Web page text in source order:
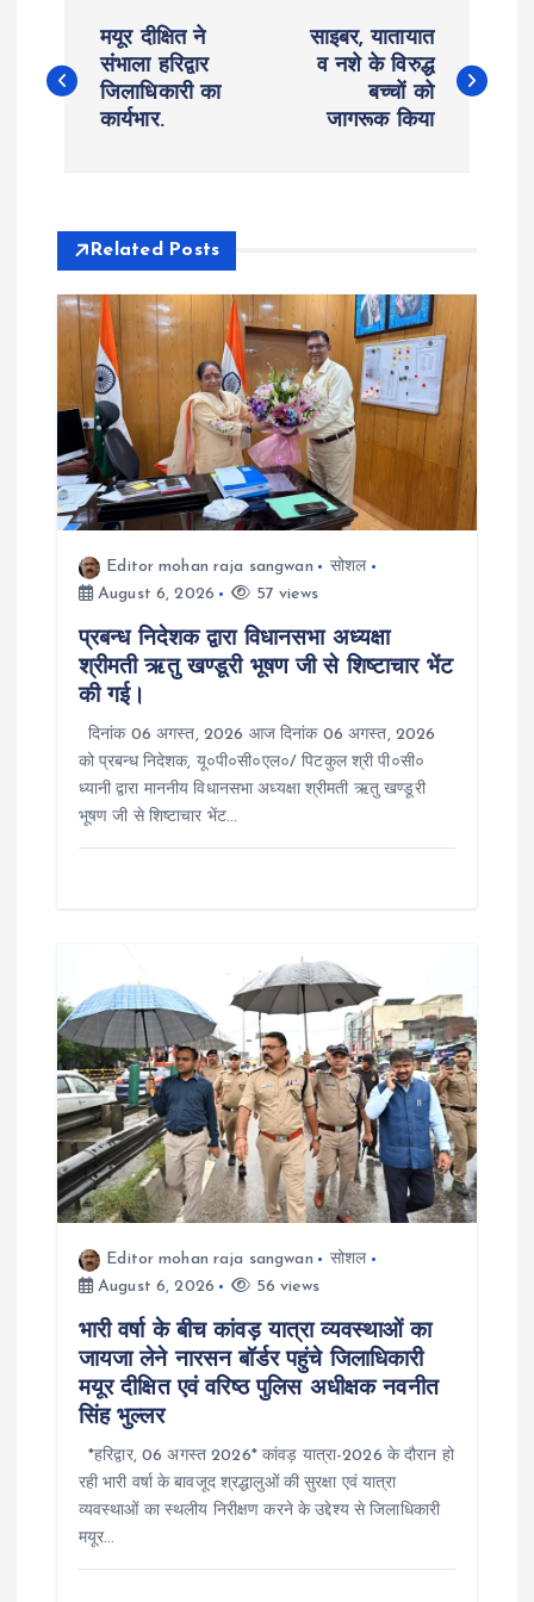
o
a
g
a
मयूर दीक्षित ने
संभाला हरिद्वार
जिलाधिकारी का
कार्यभार.
साइबर, यातायात
व नशे के विरुद्ध
बच्चों को
जागरूक किया
Related Posts
Editor mohan raja sangwan
सोशल
August 6, 2026
57 views
प्रबन्ध निदेशक द्वारा विधानसभा अध्यक्षा
श्रीमती ऋतु खण्डूरी भूषण जी से शिष्टाचार भेंट
की गई।
दिनांक 06 अगस्त, 2026 आज दिनांक 06 अगस्त, 2026
को प्रबन्ध निदेशक, यू०पी०सी०एल०/ पिटकुल श्री पी०सी०
ध्यानी द्वारा माननीय विधानसभा अध्यक्षा श्रीमती ऋतु खण्डूरी
भूषण जी से शिष्टाचार भेंट…
Editor mohan raja sangwan
सोशल
August 6, 2026
56 views
भारी वर्षा के बीच कांवड़ यात्रा व्यवस्थाओं का
जायजा लेने नारसन बॉर्डर पहुंचे जिलाधिकारी
मयूर दीक्षित एवं वरिष्ठ पुलिस अधीक्षक नवनीत
सिंह भुल्लर
*हरिद्वार, 06 अगस्त 2026* कांवड़ यात्रा-2026 के दौरान हो
रही भारी वर्षा के बावजूद श्रद्धालुओं की सुरक्षा एवं यात्रा
व्यवस्थाओं का स्थलीय निरीक्षण करने के उद्देश्य से जिलाधिकारी
मयूर…